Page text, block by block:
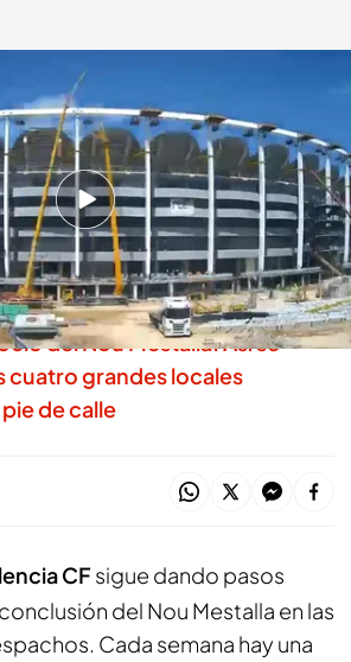
agigantados
comprobar su instalación en
el total no se pondrá hasta
del Nou Mestalla: Así se
cuatro grandes locales
de calle
CFsigue dando pasos
del Nou Mestalla en las
Cada semana hay una